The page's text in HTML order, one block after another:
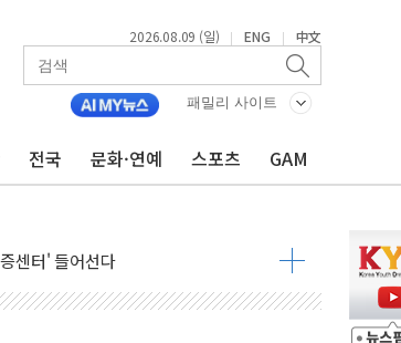
2026.08.09 (일) | ENG | 中文
패밀리 사이트
전국 문화·연예 스포츠 GAM
미골교' 차량 통행 선제 제한
...경찰, 조사 중
두 유지...金 46.01% vs 鄭 44.53%